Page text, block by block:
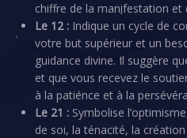
chiffre de la manifestation et
Le 12 : Indique un cycle de
votre but supérieur et un
guidance divine. Il suggère
et que vous recevez le
à la patience et à la
Le 21 : Symbolise
de soi, la ténacité, la